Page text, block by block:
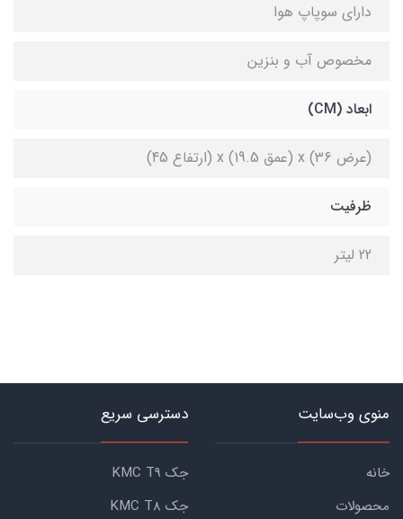
دارای سوپاپ هوا
مخصوص آب و بنزین
ابعاد (CM)
(عرض 36) x (عمق 19.5) x (ارتفاع 45)
ظرفیت
22 لیتر
منوی وب‌سایت
خانه
محصولات
دسترسی سریع
جک KMC T9
جک KMC T8